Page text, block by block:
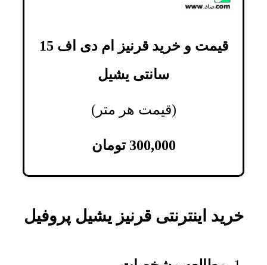
قیمت و خرید قرنیز ام دی اف 15
سانتی یشیل
(قیمت هر متر)
300,000 تومان
خرید اینترنتی قرنیز یشیل پروفیل